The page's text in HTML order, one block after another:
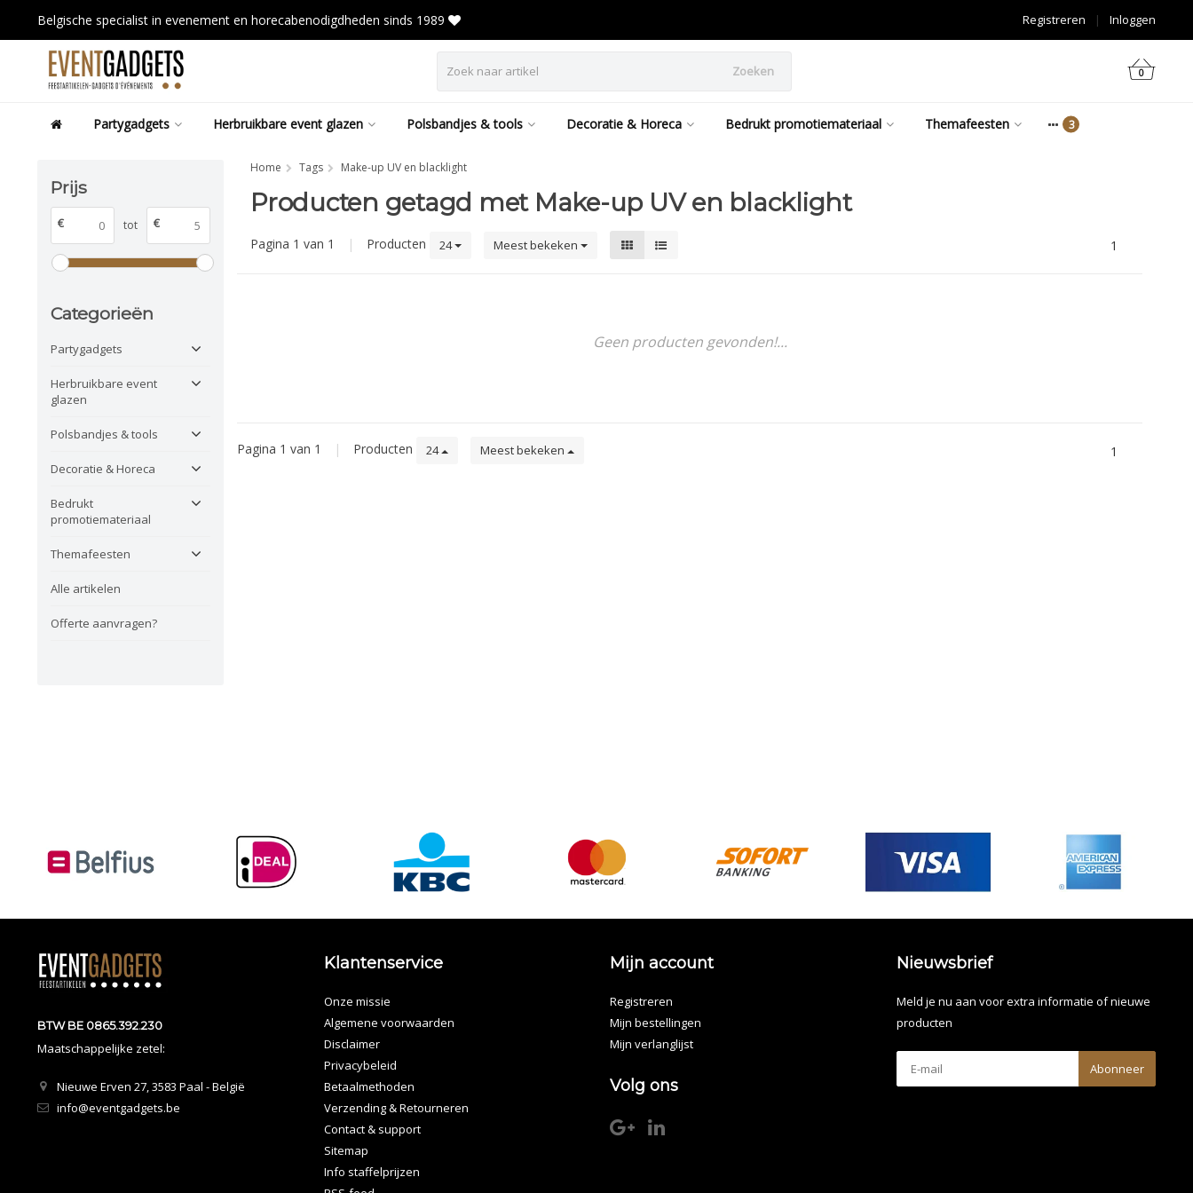
Belgische specialist in evenement en horecabenodigdheden sinds 1989 Inloggen
|
Registreren
Zoeken 0
Partygadgets Herbruikbare event glazen Polsbandjes & tools Decoratie & Horeca Bedrukt promotiemateriaal Themafeesten
Prijs
€ tot €
Categorieën
Partygadgets
Herbruikbare event
glazen
Polsbandjes & tools
Decoratie & Horeca
Bedrukt
promotiemateriaal
Themafeesten
Alle artikelen
Offerte aanvragen?
Home Tags Make-up UV en blacklight
Producten getagd met Make-up UV en blacklight
Pagina 1 van 1 | Producten 24 Meest bekeken 1
Geen producten gevonden!...
Pagina 1 van 1 | Producten 24 Meest bekeken 1
BTW BE 0865.392.230
Maatschappelijke zetel:
Nieuwe Erven 27, 3583 Paal - België
info@eventgadgets.be
Klantenservice
Onze missie
Algemene voorwaarden
Disclaimer
Privacybeleid
Betaalmethoden
Verzending & Retourneren
Contact & support
Sitemap
Info staffelprijzen
Mijn account
Registreren
Mijn bestellingen
Mijn verlanglijst
Volg ons
Nieuwsbrief
Meld je nu aan voor extra informatie of nieuwe
producten
Abonneer